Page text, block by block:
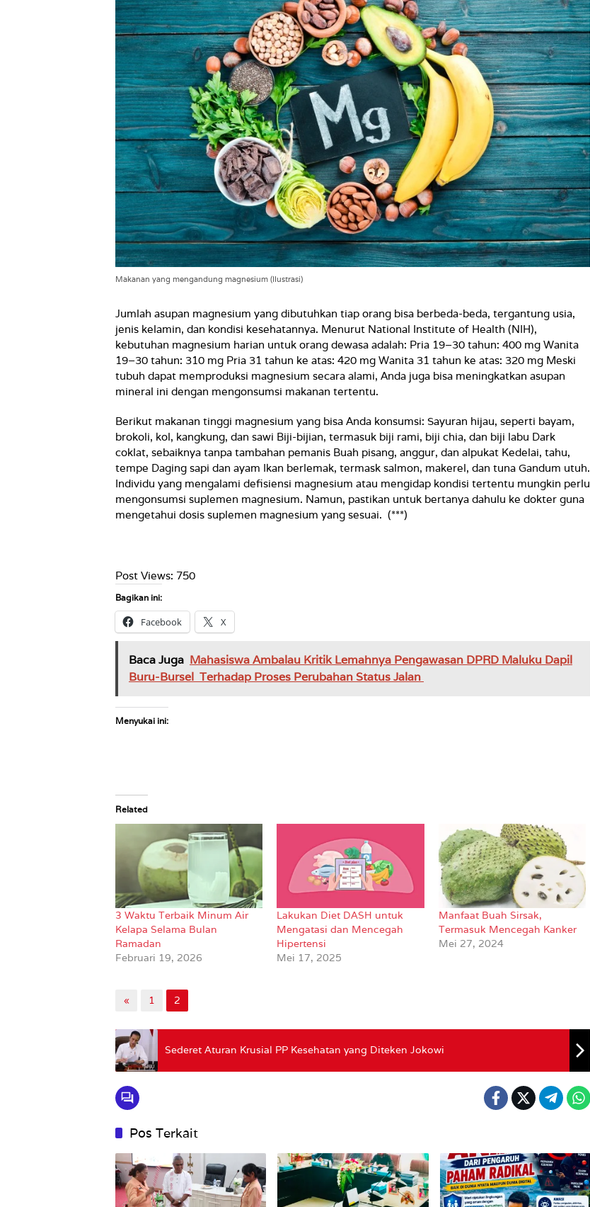
Makanan yang mengandung magnesium (Ilustrasi)
Jumlah asupan magnesium yang dibutuhkan tiap orang bisa berbeda-beda, tergantung usia,
jenis kelamin, dan kondisi kesehatannya. Menurut National Institute of Health (NIH),
kebutuhan magnesium harian untuk orang dewasa adalah: Pria 19–30 tahun: 400 mg Wanita
19–30 tahun: 310 mg Pria 31 tahun ke atas: 420 mg Wanita 31 tahun ke atas: 320 mg Meski
tubuh dapat memproduksi magnesium secara alami, Anda juga bisa meningkatkan asupan
mineral ini dengan mengonsumsi makanan tertentu.
Berikut makanan tinggi magnesium yang bisa Anda konsumsi: Sayuran hijau, seperti bayam,
brokoli, kol, kangkung, dan sawi Biji-bijian, termasuk biji rami, biji chia, dan biji labu Dark
coklat, sebaiknya tanpa tambahan pemanis Buah pisang, anggur, dan alpukat Kedelai, tahu,
tempe Daging sapi dan ayam Ikan berlemak, termask salmon, makerel, dan tuna Gandum utuh.
Individu yang mengalami defisiensi magnesium atau mengidap kondisi tertentu mungkin perlu
mengonsumsi suplemen magnesium. Namun, pastikan untuk bertanya dahulu ke dokter guna
mengetahui dosis suplemen magnesium yang sesuai. (***)
Post Views: 750
Bagikan ini:
Facebook X
Baca Juga Mahasiswa Ambalau Kritik Lemahnya Pengawasan DPRD Maluku Dapil
Buru-Bursel Terhadap Proses Perubahan Status Jalan
Menyukai ini:
Related
3 Waktu Terbaik Minum Air
Kelapa Selama Bulan
Ramadan
Februari 19, 2026
Lakukan Diet DASH untuk
Mengatasi dan Mencegah
Hipertensi
Mei 17, 2025
Manfaat Buah Sirsak,
Termasuk Mencegah Kanker
Mei 27, 2024
« 1 2
Sederet Aturan Krusial PP Kesehatan yang Diteken Jokowi
Pos Terkait